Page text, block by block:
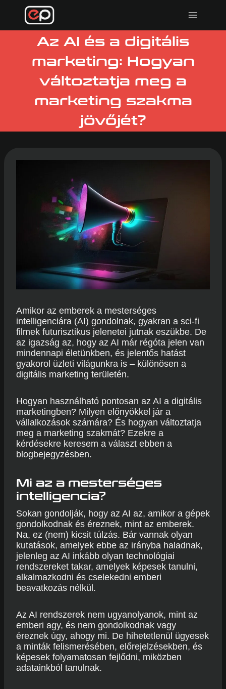
content
Az AI és a digitális
marketing: Hogyan
változtatja meg a
marketing szakma
jövőjét?
Amikor az emberek a mesterséges
intelligenciára (AI) gondolnak, gyakran a sci-fi
filmek futurisztikus jelenetei jutnak eszükbe. De
az igazság az, hogy az AI már régóta jelen van
mindennapi életünkben, és jelentős hatást
gyakorol üzleti világunkra is – különösen a
digitális marketing területén.
Hogyan használható pontosan az AI a digitális
marketingben? Milyen előnyökkel jár a
vállalkozások számára? És hogyan változtatja
meg a marketing szakmát? Ezekre a
kérdésekre keresem a választ ebben a
blogbejegyzésben.
Mi az a mesterséges
intelligencia?
Sokan gondolják, hogy az AI az, amikor a gépek
gondolkodnak és éreznek, mint az emberek.
Na, ez (nem) kicsit túlzás. Bár vannak olyan
kutatások, amelyek ebbe az irányba haladnak,
jelenleg az AI inkább olyan technológiai
rendszereket takar, amelyek képesek tanulni,
alkalmazkodni és cselekedni emberi
beavatkozás nélkül.
Az AI rendszerek nem ugyanolyanok, mint az
emberi agy, és nem gondolkodnak vagy
éreznek úgy, ahogy mi. De hihetetlenül ügyesek
a minták felismerésében, előrejelzésekben, és
képesek folyamatosan fejlődni, miközben
adatainkból tanulnak.